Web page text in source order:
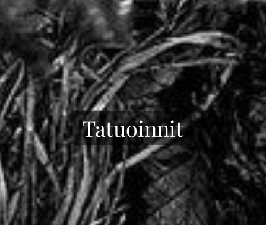
Tatuoinnit